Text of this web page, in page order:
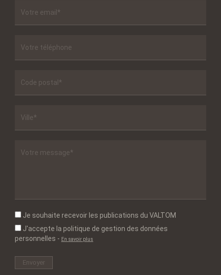
Je souhaite recevoir les publications du VALTOM
J'accepte la politique de gestion des données
personnelles - En savoir plus